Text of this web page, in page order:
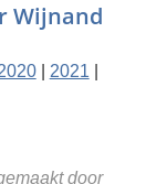
Wijnand
| 2021|
door